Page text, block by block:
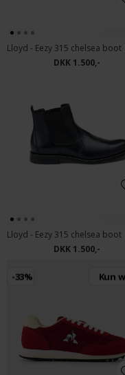
DKK 1.500,-
DKK 1.500,-
-33% Kun